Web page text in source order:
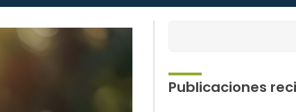
Publicaciones